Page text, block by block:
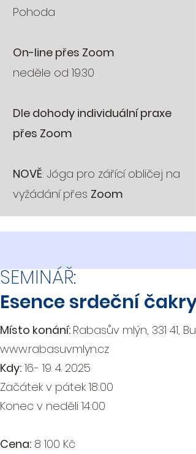
Pohoda
On-line přes Zoom
neděle od 19.30
Dle dohody individuální praxe
přes Zoom
NOVĚ: Jóga pro zářící obličej na
vyžádání přes Zoom
SEMINÁŘ:
Esence srdeční čakry
Místo konání: Rabasův mlýn, 331 41,
www.rabasuvmlyn.cz
Kdy: 16.- 19. 4. 2025
Začátek v pátek 18:00
Konec v neděli 14:00
Cena: 8 100 Kč